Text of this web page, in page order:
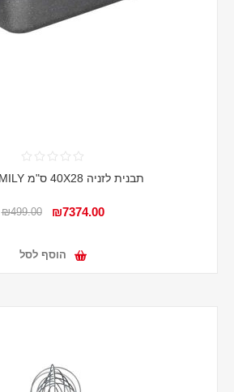
תבנית לזניה 40X28 ס"מ BIG FAMILY
₪7374.00
₪499.00
הוסף לסל